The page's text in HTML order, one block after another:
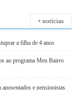
+ notícias
a filha de 4 anos
ao programa Meu Bairro
e pensionistas